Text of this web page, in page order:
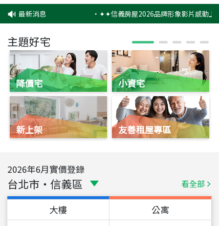
最新消息 ‧✦✦信義房屋2026品牌形象影片感動上
主題好宅
降價宅
新上架
小資宅
友善租屋專區
2026年6月實價登錄
台北市 ・ 信義區 看全部
大樓 公寓